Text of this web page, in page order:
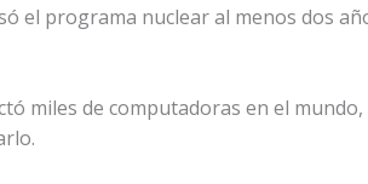
el programa nuclear al menos dos
miles de computadoras en el